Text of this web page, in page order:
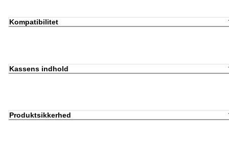
Kompatibilitet
Kassens indhold
Produktsikkerhed